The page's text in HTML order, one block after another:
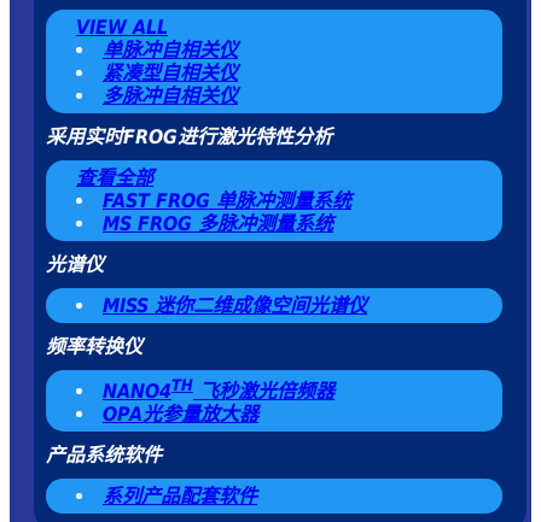
VIEW ALL
单脉冲自相关仪
紧凑型自相关仪
多脉冲自相关仪
采用实时FROG进行激光特性分析
查看全部
FAST FROG 单脉冲测量系统
MS FROG 多脉冲测量系统
光谱仪
MISS 迷你二维成像空间光谱仪
频率转换仪
NANO4TH 飞秒激光倍频器
OPA光参量放大器
产品系统软件
系列产品配套软件